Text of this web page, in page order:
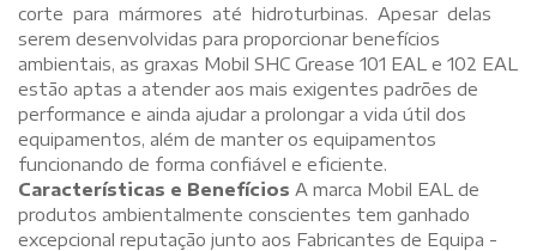
corte para mármores até hidroturbinas. Apesar delas
serem desenvolvidas para proporcionar benefícios
ambientais, as graxas Mobil SHC Grease 101 EAL e 102 EAL
estão aptas a atender aos mais exigentes padrões de
performance e ainda ajudar a prolongar a vida útil dos
equipamentos, além de manter os equipamentos
funcionando de forma confiável e eficiente.
Características e Benefícios A marca Mobil EAL de
produtos ambientalmente conscientes tem ganhado
excepcional reputação junto aos Fabricantes de Equipa -